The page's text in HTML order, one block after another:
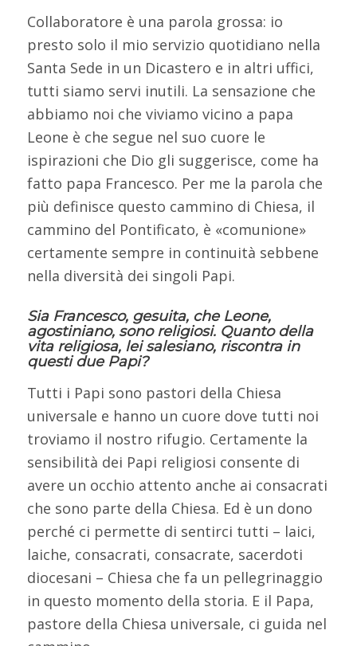
Collaboratore è una parola grossa: io
presto solo il mio servizio quotidiano nella
Santa Sede in un Dicastero e in altri uffici,
tutti siamo servi inutili. La sensazione che
abbiamo noi che viviamo vicino a papa
Leone è che segue nel suo cuore le
ispirazioni che Dio gli suggerisce, come ha
fatto papa Francesco. Per me la parola che
più definisce questo cammino di Chiesa, il
cammino del Pontificato, è «comunione»
certamente sempre in continuità sebbene
nella diversità dei singoli Papi.
Sia Francesco, gesuita, che Leone,
agostiniano, sono religiosi. Quanto della
vita religiosa, lei salesiano, riscontra in
questi due Papi?
Tutti i Papi sono pastori della Chiesa
universale e hanno un cuore dove tutti noi
troviamo il nostro rifugio. Certamente la
sensibilità dei Papi religiosi consente di
avere un occhio attento anche ai consacrati
che sono parte della Chiesa. Ed è un dono
perché ci permette di sentirci tutti – laici,
laiche, consacrati, consacrate, sacerdoti
diocesani – Chiesa che fa un pellegrinaggio
in questo momento della storia. E il Papa,
pastore della Chiesa universale, ci guida nel